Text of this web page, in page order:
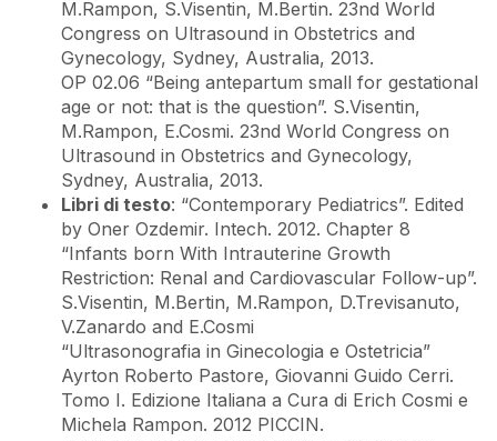
M.Rampon, S.Visentin, M.Bertin. 23nd World
Congress on Ultrasound in Obstetrics and
Gynecology, Sydney, Australia, 2013.
OP 02.06 “Being antepartum small for gestational
age or not: that is the question”. S.Visentin,
M.Rampon, E.Cosmi. 23nd World Congress on
Ultrasound in Obstetrics and Gynecology,
Sydney, Australia, 2013.
Libri di testo: “Contemporary Pediatrics”. Edited
by Oner Ozdemir. Intech. 2012. Chapter 8
“Infants born With Intrauterine Growth
Restriction: Renal and Cardiovascular Follow-up”.
S.Visentin, M.Bertin, M.Rampon, D.Trevisanuto,
V.Zanardo and E.Cosmi
“Ultrasonografia in Ginecologia e Ostetricia”
Ayrton Roberto Pastore, Giovanni Guido Cerri.
Tomo I. Edizione Italiana a Cura di Erich Cosmi e
Michela Rampon. 2012 PICCIN.